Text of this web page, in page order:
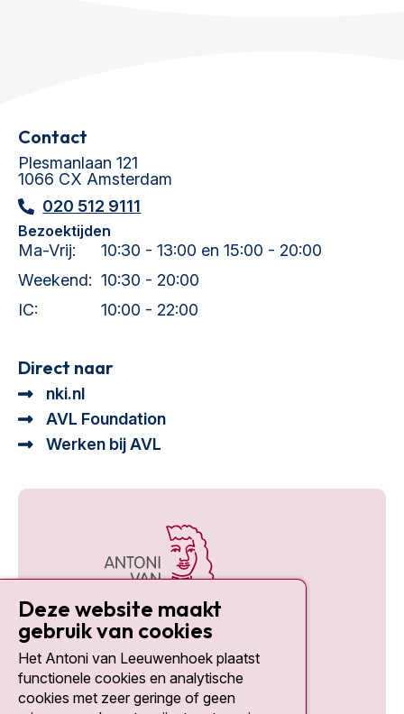
Contact
Plesmanlaan 121
1066 CX Amsterdam
020 512 9111
Bezoektijden
Ma-Vrij:
10:30 - 13:00 en 15:00 - 20:00
Weekend: 10:30 - 20:00
IC:
10:00 - 22:00
Direct naar
nki.nl
AVL Foundation
Werken bij AVL
Social media
Deze website maakt
gebruik van cookies
Het Antoni van Leeuwenhoek plaatst
functionele cookies en analytische
cookies met zeer geringe of geen